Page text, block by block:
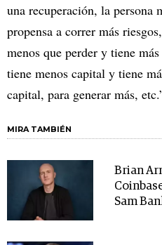
una recuperación, la persona
propensa a correr más
menos que perder y tiene
tiene menos capital y tiene
capital, para generar más,
MIRA TAMBIÉN
Brian
Sam